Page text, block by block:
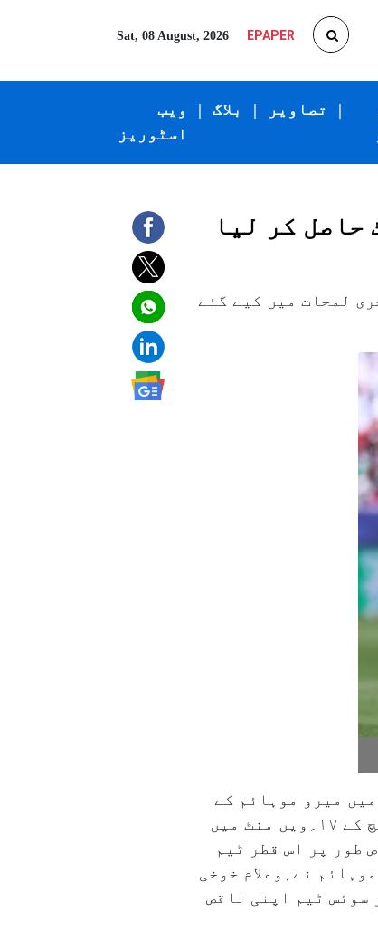
Sat, 08 August, 2026 EPAPER
ویب
اسٹوریز
| بلاگ | تصاویر |
حاصل کر لیا
لمحات میں کیے گئے
میرو موہائم کے
اپنے ہی گول کی بدولت انہیں گروپ بی کے حریف سوئزر لینڈ کے خلاف۱۔۱؍ سے میچ ڈرا ہوا۔ میچ کے ۱۷؍ویں منٹ میں
طور پر اس قطر ٹیم
نےبوعلام خوخی
سوئس ٹیم اپنی ناقص